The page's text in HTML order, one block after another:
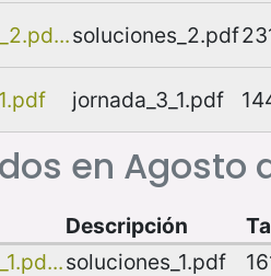
en Agosto
soluciones_2.pdf
jornada_3_1.pdf
Descripción
soluciones_1.pdf